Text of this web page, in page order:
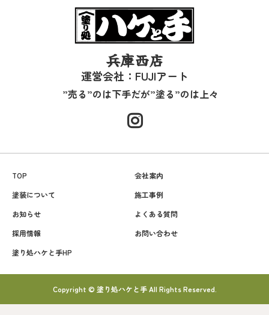
兵庫西店
運営会社：FUJIアート
”売る”のは下手だが”塗る”のは上々
TOP
会社案内
塗装について
施工事例
お知らせ
よくある質問
採用情報
お問い合わせ
塗り処ハケと手HP
Copyright © 塗り処ハケと手 All Rights Reserved.